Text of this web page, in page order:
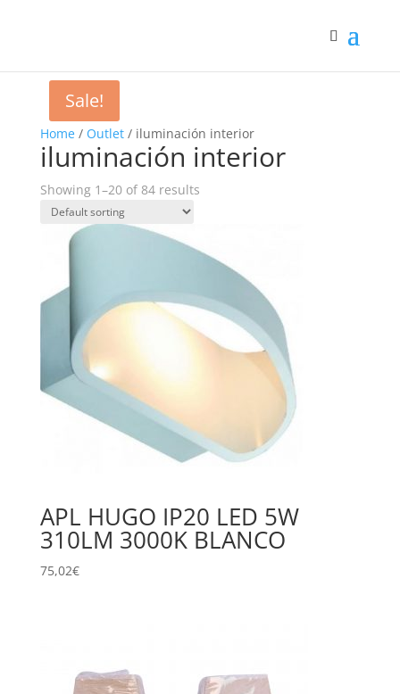
Home/ Outlet/ iluminación interior
iluminación interior
Showing 1–20 of 84 results
APL HUGO IP20 LED 5W
310LM 3000K BLANCO
75,02€
Sale!